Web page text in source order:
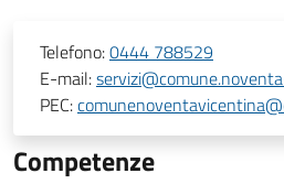
Telefono:0444 788529
E-mail:
PEC:
Competenze